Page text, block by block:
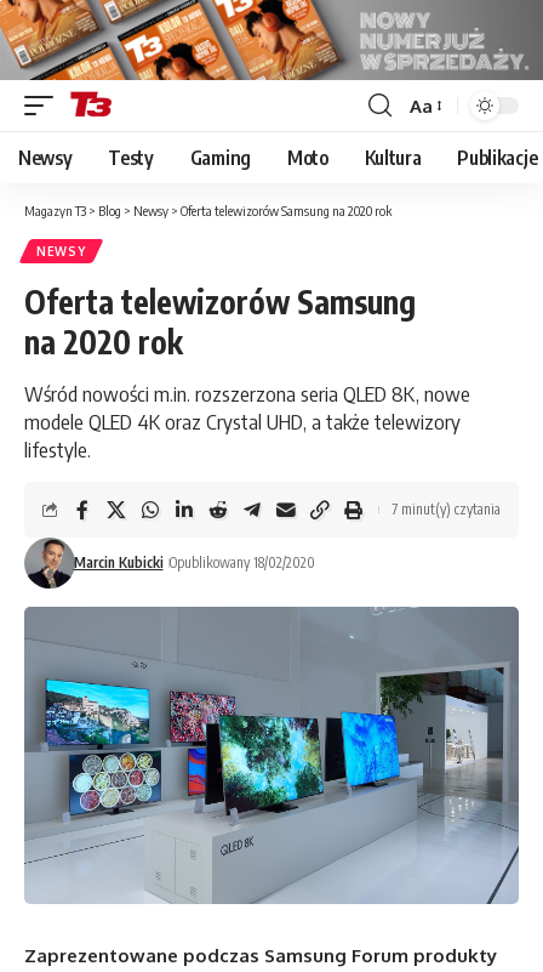
Font
Resizer
Aa
Newsy Testy Gaming Moto Kultura Publikacje
Magazyn T3 > Blog > Newsy > Oferta telewizorów Samsung na 2020 rok
NEWSY
Oferta telewizorów Samsung
na 2020 rok
Wśród nowości m.in. rozszerzona seria QLED 8K, nowe
modele QLED 4K oraz Crystal UHD, a także telewizory
lifestyle.
Marcin Kubicki Opublikowany 18/02/2020
7 minut(y) czytania
Zaprezentowane podczas Samsung Forum produkty